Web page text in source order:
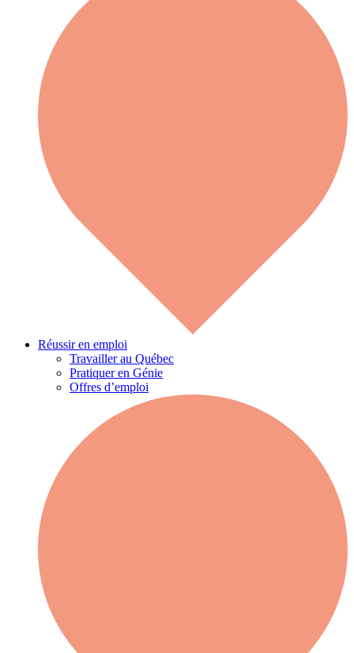
Réussir en emploi
Travailler au Québec
Pratiquer en Génie
Offres d’emploi